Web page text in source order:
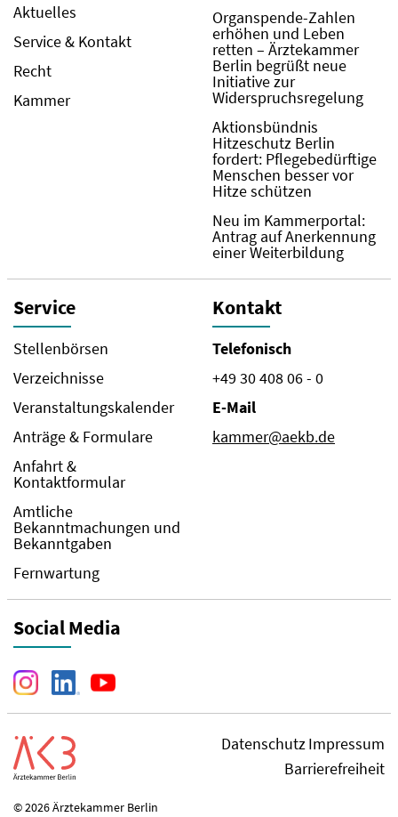
Aktuelles
Service & Kontakt
Recht
Kammer
Organspende-Zahlen
erhöhen und Leben
retten – Ärztekammer
Berlin begrüßt neue
Initiative zur
Widerspruchsregelung
Aktionsbündnis
Hitzeschutz Berlin
fordert: Pflegebedürftige
Menschen besser vor
Hitze schützen
Neu im Kammerportal:
Antrag auf Anerkennung
einer Weiterbildung
Service
Stellenbörsen
Verzeichnisse
Veranstaltungskalender
Anträge & Formulare
Anfahrt &
Kontaktformular
Amtliche
Bekanntmachungen und
Bekanntgaben
Fernwartung
Kontakt
Telefonisch
+49 30 408 06 - 0
E-Mail
kammer@aekb.de
Social Media
DatenschutzImpressum
Barrierefreiheit
© 2026 Ärztekammer Berlin